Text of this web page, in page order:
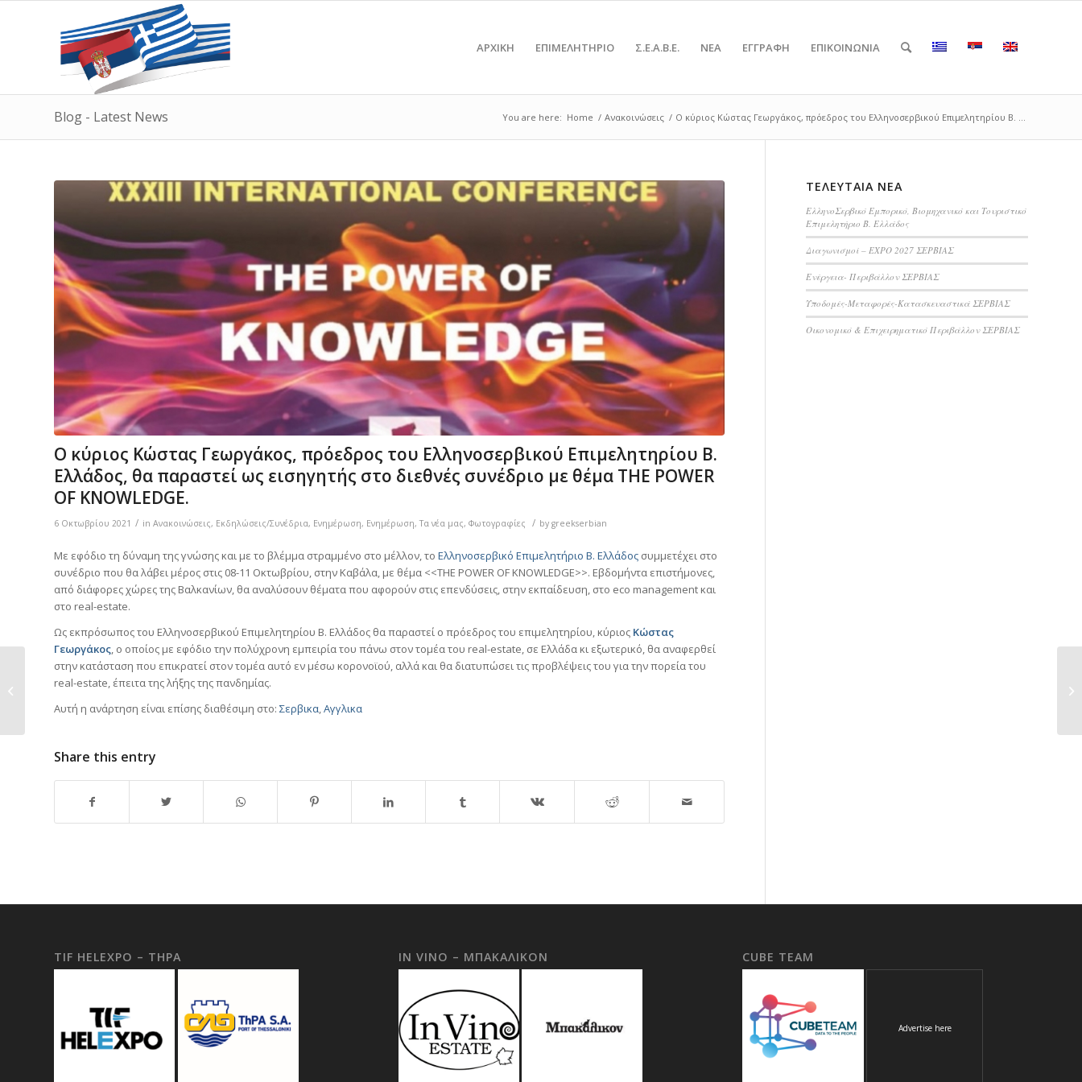
ΑΡΧΙΚΗ ΕΠΙΜΕΛΗΤΗΡΙΟ Σ.Ε.Α.Β.Ε. NEA ΕΓΓΡΑΦΗ ΕΠΙΚΟΙΝΩΝΙΑ
Blog - Latest News You are here: Home / Ανακοινώσεις / Ο κύριος Κώστας Γεωργάκος, πρόεδρος του Ελληνοσερβικού Επιμελητηρίου Β. ...
Ο κύριος Κώστας Γεωργάκος, πρόεδρος του Ελληνοσερβικού Επιμελητηρίου Β.
Ελλάδος, θα παραστεί ως εισηγητής στο διεθνές συνέδριο με θέμα THE POWER
OF KNOWLEDGE.
6 Οκτωβρίου 2021 / in Ανακοινώσεις, Εκδηλώσεις/Συνέδρια, Ενημέρωση, Ενημέρωση,Τα νέα μας, Φωτογραφίες / by greekserbian
Με εφόδιο τη δύναμη της γνώσης και με το βλέμμα στραμμένο στο μέλλον, το Ελληνοσερβικό Επιμελητήριο Β. Ελλάδος συμμετέχει στο
συνέδριο που θα λάβει μέρος στις 08-11 Οκτωβρίου, στην Καβάλα, με θέμα <<THE POWER OF KNOWLEDGE>>. Εβδομήντα επιστήμονες,
από διάφορες χώρες της Βαλκανίων, θα αναλύσουν θέματα που αφορούν στις επενδύσεις, στην εκπαίδευση, στο eco management και
στο real-estate.
Ως εκπρόσωπος του Ελληνοσερβικού Επιμελητηρίου Β. Ελλάδος θα παραστεί ο πρόεδρος του επιμελητηρίου, κύριος Κώστας
Γεωργάκος, ο οποίος με εφόδιο την πολύχρονη εμπειρία του πάνω στον τομέα του real-estate, σε Ελλάδα κι εξωτερικό, θα αναφερθεί
στην κατάσταση που επικρατεί στον τομέα αυτό εν μέσω κορονοϊού, αλλά και θα διατυπώσει τις προβλέψεις του για την πορεία του
real-estate, έπειτα της λήξης της πανδημίας.
Αυτή η ανάρτηση είναι επίσης διαθέσιμη στο: Σερβικα Αγγλικα
Share this entry
ΤΕΛΕΥΤΑΊΑ ΝΈΑ
ΕλληνοΣερβικό Εμπορικό, Βιομηχανικό και Τουριστικό
Επιμελητήριο Β. Ελλάδος
Διαγωνισμοί – EXPO 2027 ΣΕΡΒΙΑΣ
Ενέργεια- Περιβάλλον ΣΕΡΒΙΑΣ
Υποδομές-Μεταφορές-Κατασκευαστικά ΣΕΡΒΙΑΣ
Οικονομικό & Επιχειρηματικό Περιβάλλον ΣΕΡΒΙΑΣ
TIF HELEXPO – THPA IN VINO – ΜΠΑΚΑΛΙΚΟΝ CUBE TEAM
Advertise here
Με μεγάλη επιτυχία
πραγματοποιήθηκε η
πρώτη...